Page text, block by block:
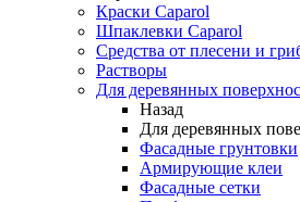
Краски Caparol
Шпаклевки Caparol
Средства от плесени и
Растворы
Для деревянных
Назад
Для деревянных
Фасадные грунтовки
Армирующие клеи
Фасадные сетки